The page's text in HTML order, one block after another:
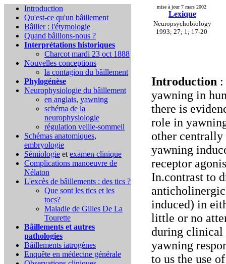
Introduction
Qu'est-ce qu'un bâillement
Bâiller : l'étymologie
Quand bâillons-nous ?
Interprétations historiques
Charcot mardi 23 oct 1888
Nouvelles conceptions
la contagion du bâillement
Phylogénèse
Neurophysiologie du bâillement
en anglais, yawning
schéma de la
neurophysiologie
régulation veille-sommeil
Schémas anatomiques,
embryologie
Sémiologie et examen clinique
Complications manoeuvre de
Nélaton
L'excès de bâillements : des tics ?
Que sont les tics et les
tocs?
Maladie de Gilles De La
Tourette
Bâillements et autres
pathologies
Bâillements iatrogènes
Enquête en médecine générale
mise à jour 7 mars 2002
Lexique
Neuropsychobiology
1993; 27; 1; 17-20
Introduction
yawning in
there is
role in
other
yawning
receptor
In.contrast to
induced) in
little or no
during clinical
yawning
to us the use